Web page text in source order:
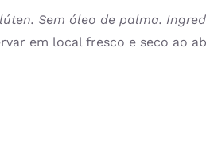
Sem óleo de palma.
em local fresco e seco ao